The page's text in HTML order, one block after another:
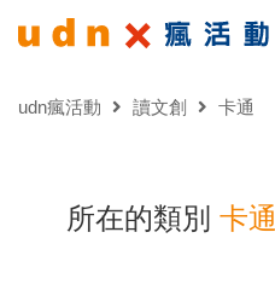
udn瘋活動 讀文創 卡通
所在的類別 卡通